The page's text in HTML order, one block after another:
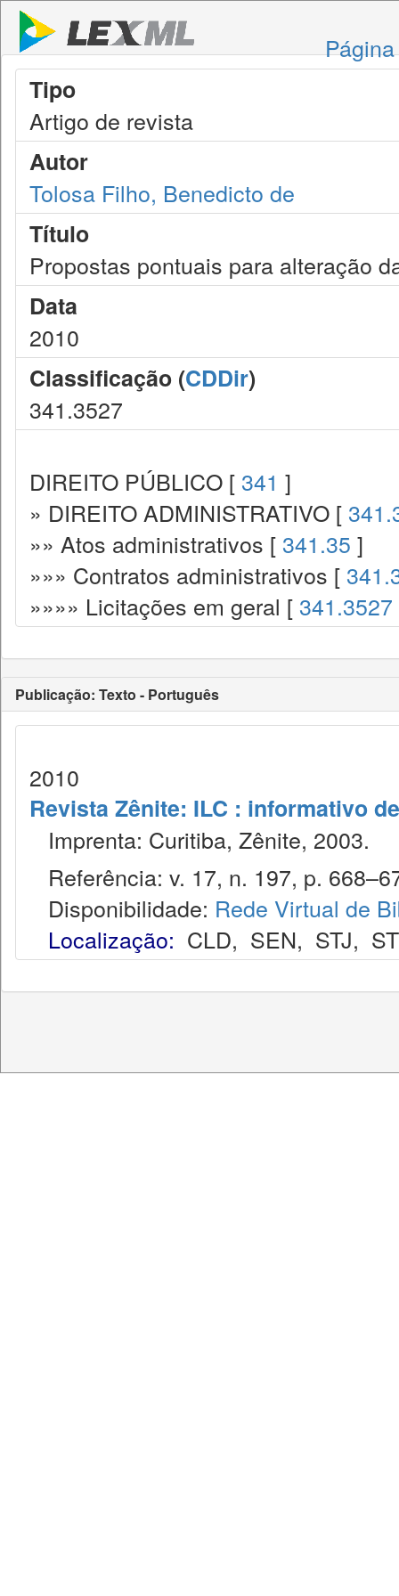
Tipo
Artigo de revista
Autor
Tolosa Filho, Benedicto de
Título
Propostas pontuais para alteração
Data
2010
Classificação (CDDir)
341.3527
DIREITO PÚBLICO [ 341 ]
» DIREITO ADMINISTRATIVO [
»» Atos administrativos [ 341.35 ]
»»» Contratos administrativos [
»»»» Licitações em geral [ 341.3527
Publicação: Texto - Português
2010
Revista Zênite: ILC : informativo
Imprenta: Curitiba, Zênite, 2003.
Referência: v. 17, n. 197, p.
Disponibilidade: Rede Virtual de
Localização: CLD, SEN, STJ,